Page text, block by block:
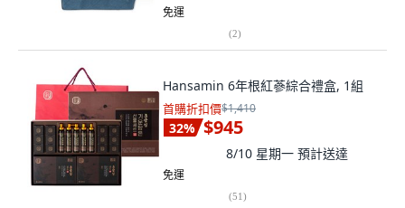
免運
(2)
Hansamin 6年根紅蔘綜合禮盒, 1組
首購折扣價$1,410
32% $945
8/10 星期一 預計送達
免運
(51)